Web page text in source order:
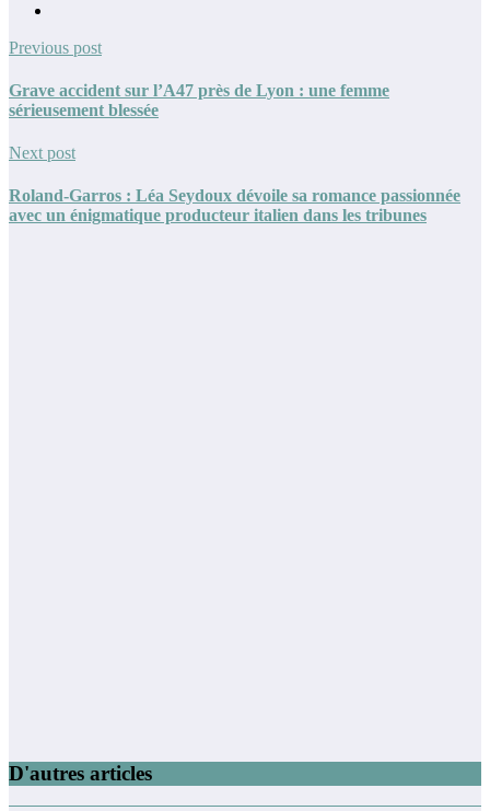
Previous post
Grave accident sur l’A47 près de Lyon : une femme
sérieusement blessée
Next post
Roland-Garros : Léa Seydoux dévoile sa romance passionnée
avec un énigmatique producteur italien dans les tribunes
D'autres articles